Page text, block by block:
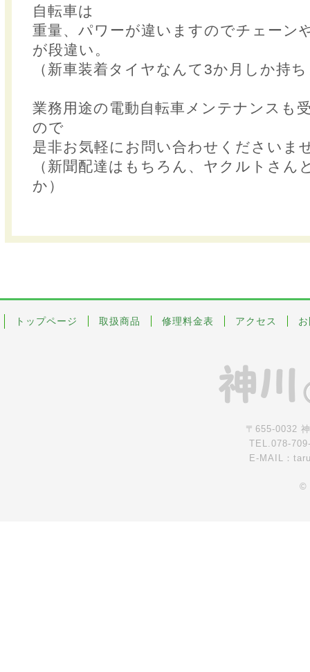
自転車は
重量、パワーが違いますのでチェーン
が段違い。
（新車装着タイヤなんて3か月しか持
業務用途の電動自転車メンテナンスも
ので
是非お気軽にお問い合わせくださいま
（新聞配達はもちろん、ヤクルトさん
か）
トップページ 取扱商品 修理料金表 アクセス
〒655-0032
TEL.078-
E-MAIL：
©